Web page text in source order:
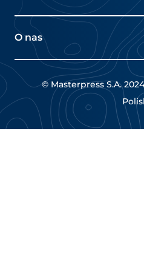
Rynki
Oferty pracy
Polityka prywatności
Zasady i warunki
RODO
O nas
O nas
CSR
Oferty pracy
© Masterpress S.A.